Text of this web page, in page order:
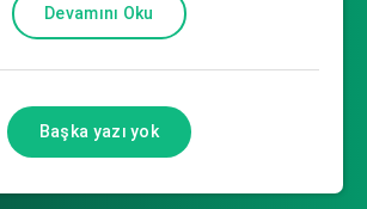
Devamını Oku
Başka yazı yok